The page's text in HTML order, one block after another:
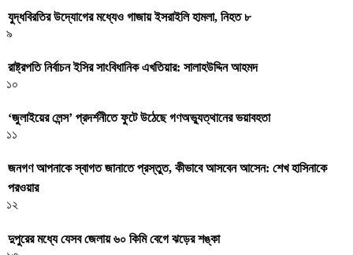
যুদ্ধবিরতির উদ্যোগের মধ্যেও গাজায় ইসরাইলি হামলা, নিহত ৮
৯
রাষ্ট্রপতি নির্বাচন ইসির সাংবিধানিক এখতিয়ার: সালাহউদ্দিন আহমদ
১০
‘জুলাইয়ের লেন্স’ প্রদর্শনীতে ফুটে উঠেছে গণঅভ্যুত্থানের ভয়াবহতা
১১
জনগণ আপনাকে স্বাগত জানাতে প্রস্তুত, কীভাবে আসবেন আসেন: শেখ হাসিনাকে
পরওয়ার
১২
দুপুরের মধ্যে যেসব জেলায় ৬০ কিমি বেগে ঝড়ের শঙ্কা